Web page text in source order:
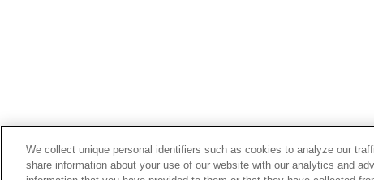
We collect unique personal identifiers such as cookies to analyze our
share information about your use of our website with our analytics and